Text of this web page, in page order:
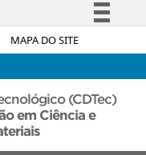
MAPA DO SITE
Simplifique!
à informação
Legislação
(CDTec)
em Ciência e